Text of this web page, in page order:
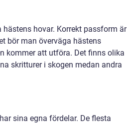
hovar. Korrekt passform är
bör man överväga hästens
kommer att utföra. Det finns olika
skritturer i skogen medan andra
sina egna fördelar. De flesta